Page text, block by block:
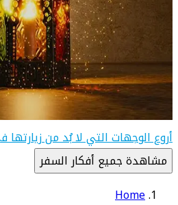
أروع الوجهات التي لا بُد من
مشاهدة جميع أفكار السفر
Home